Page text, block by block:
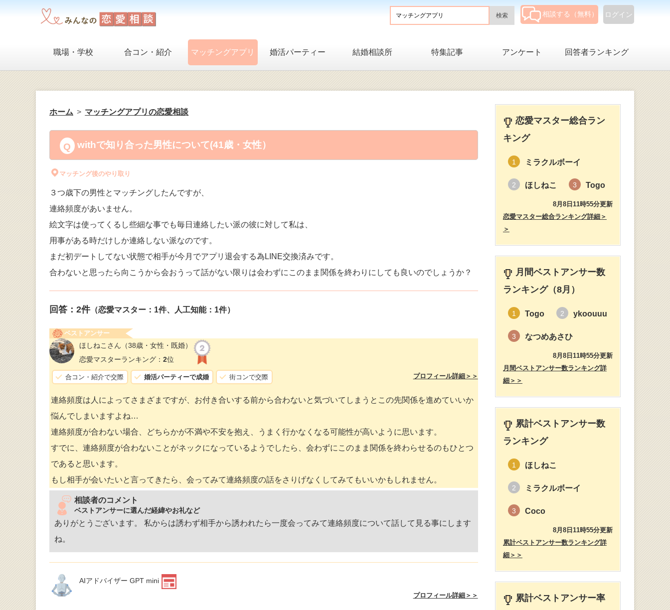
ログイン
相談する（無料）
職場・学校 合コン・紹介 マッチングアプリ 婚活パーティー 結婚相談所 特集記事 アンケート 回答者ランキング
ホーム マッチングアプリの恋愛相談
withで知り合った男性について(41歳・女性）
マッチング後のやり取り
３つ歳下の男性とマッチングしたんですが、
連絡頻度があいません。
絵文字は使ってくるし些細な事でも毎日連絡したい派の彼に対して私は、
用事がある時だけしか連絡しない派なのです。
まだ初デートしてない状態で相手が今月でアプリ退会する為LINE交換済みです。
合わないと思ったら向こうから会おうって話がない限りは会わずにこのまま関係を終わりにしても良いのでしょうか？
回答： 2件（恋愛マスター：1件、人工知能：1件）
ベストアンサー
ほしねこさん （38歳・女性・既婚）
恋愛マスターランキング： 2位
合コン・紹介で交際 婚活パーティーで成婚 街コンで交際 プロフィール詳細＞＞
連絡頻度は人によってさまざまですが、お付き合いする前から合わないと気づいてしまうとこの先関係を進めていいか
悩んでしまいますよね…
連絡頻度が合わない場合、どちらかが不満や不安を抱え、うまく行かなくなる可能性が高いように思います。
すでに、連絡頻度が合わないことがネックになっているようでしたら、会わずにこのまま関係を終わらせるのもひとつ
であると思います。
もし相手が会いたいと言ってきたら、会ってみて連絡頻度の話をさりげなくしてみてもいいかもしれません。
相談者のコメント
ベストアンサーに選んだ経緯やお礼など
ありがとうございます。 私からは誘わず相手から誘われたら一度会ってみて連絡頻度について話して見る事にします
ね。
AIアドバイザー GPT mini
プロフィール詳細＞＞
恋愛マスター総合ラン
キング
1 ミラクルボーイ
2 ほしねこ 3 Togo
8月8日11時55分更新
恋愛マスター総合ランキング詳細＞
＞
月間ベストアンサー数
ランキング（8月）
1 Togo 2 ykoouuu
3 なつめあさひ
8月8日11時55分更新
月間ベストアンサー数ランキング詳
細＞＞
累計ベストアンサー数
ランキング
1 ほしねこ
2 ミラクルボーイ
3 Coco
8月8日11時55分更新
累計ベストアンサー数ランキング詳
細＞＞
累計ベストアンサー率